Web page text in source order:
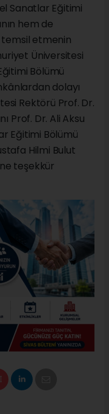
Sanatlar Eğitimi
hem de
temsil etmenin
Üniversitesi
Bölümü
dolayı
Rektörü Prof. Dr.
Prof. Dr. Ali Aksu
Eğitimi Bölümü
Hilmi Bulut
teşekkür